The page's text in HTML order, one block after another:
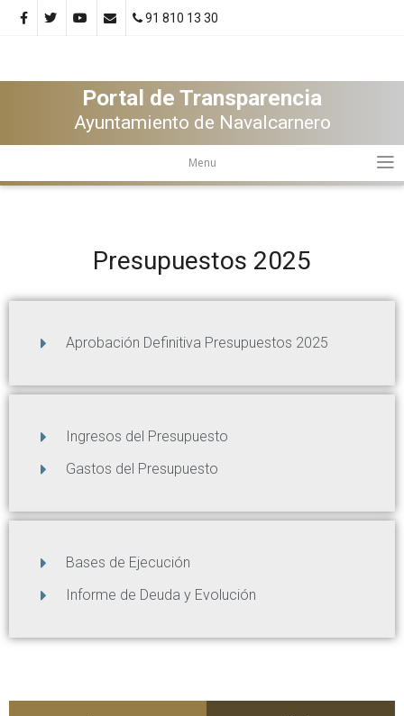
91 810 13 30
Portal de Transparencia
Ayuntamiento de Navalcarnero
Menu
Presupuestos 2025
Aprobación Definitiva Presupuestos 2025
Ingresos del Presupuesto
Gastos del Presupuesto
Bases de Ejecución
Informe de Deuda y Evolución